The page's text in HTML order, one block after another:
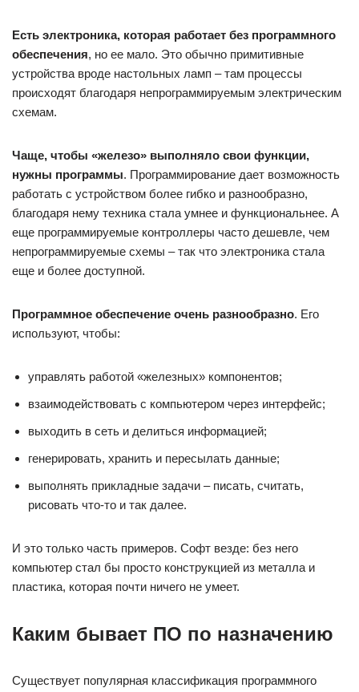
Есть электроника, которая работает без программного
обеспечения, но ее мало. Это обычно примитивные
устройства вроде настольных ламп – там процессы
происходят благодаря непрограммируемым электрическим
схемам.
Чаще, чтобы «железо» выполняло свои функции,
нужны программы. Программирование дает возможность
работать с устройством более гибко и разнообразно,
благодаря нему техника стала умнее и функциональнее. А
еще программируемые контроллеры часто дешевле, чем
непрограммируемые схемы – так что электроника стала
еще и более доступной.
Программное обеспечение очень разнообразно. Его
используют, чтобы:
управлять работой «железных» компонентов;
взаимодействовать с компьютером через интерфейс;
выходить в сеть и делиться информацией;
генерировать, хранить и пересылать данные;
выполнять прикладные задачи – писать, считать,
рисовать что-то и так далее.
И это только часть примеров. Софт везде: без него
компьютер стал бы просто конструкцией из металла и
пластика, которая почти ничего не умеет.
Каким бывает ПО по назначению
Существует популярная классификация программного